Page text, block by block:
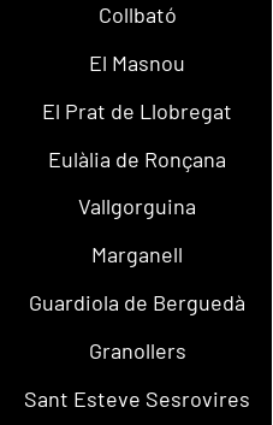
Collbató
El Masnou
El Prat de Llobregat
Eulàlia de Ronçana
Vallgorguina
Marganell
Guardiola de Berguedà
Granollers
Sant Esteve Sesrovires